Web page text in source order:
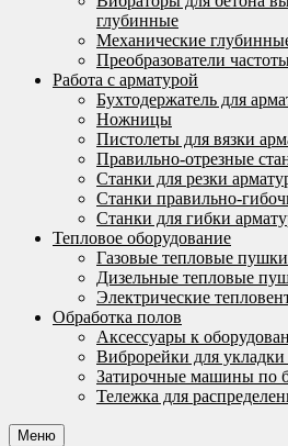
глубинные
Механические
Преобразователи
Работа с арматурой
Бухтодержатель для
Ножницы
Пистолеты для вязки
Правильно-отрезные
Станки для резки
Станки правильно-
Станки для гибки
Тепловое оборудование
Газовые тепловые пушки
Дизельные тепловые
Электрические
Обработка полов
Аксессуары к
Виброрейки для укладки
Затирочные машины по
Тележка для
Меню